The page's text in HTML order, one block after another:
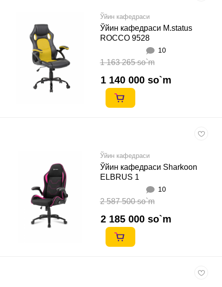
Ўйин кафедраси
Ўйин кафедраси M.status
ROCCO 9528
10
1 163 265 so`m
1 140 000 so`m
Ўйин кафедраси
Ўйин кафедраси Sharkoon
ELBRUS 1
10
2 587 500 so`m
2 185 000 so`m